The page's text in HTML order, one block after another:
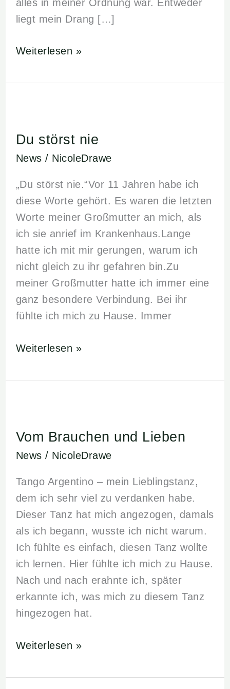
alles in meiner Ordnung war. Entweder
liegt mein Drang […]
Weiterlesen »
Du störst nie
News / NicoleDrawe
„Du störst nie.“Vor 11 Jahren habe ich
diese Worte gehört. Es waren die letzten
Worte meiner Großmutter an mich, als
ich sie anrief im Krankenhaus.Lange
hatte ich mit mir gerungen, warum ich
nicht gleich zu ihr gefahren bin.Zu
meiner Großmutter hatte ich immer eine
ganz besondere Verbindung. Bei ihr
fühlte ich mich zu Hause. Immer
nie
Weiterlesen »
Vom Brauchen und Lieben
News / NicoleDrawe
Tango Argentino – mein Lieblingstanz,
dem ich sehr viel zu verdanken habe.
Dieser Tanz hat mich angezogen, damals
als ich begann, wusste ich nicht warum.
Ich fühlte es einfach, diesen Tanz wollte
ich lernen. Hier fühlte ich mich zu Hause.
Nach und nach erahnte ich, später
erkannte ich, was mich zu diesem Tanz
hingezogen hat.
und
Lieben
Weiterlesen »